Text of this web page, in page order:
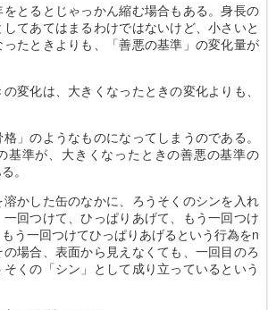
とるとじゃっかん縮む場合もある。身長の
てあてはまるわけではないけど、小さいと
たときよりも、「善悪の基準」の変化量が
変化は、大きくなったときの変化よりも、
」のようなものになってしまうのである。
基準が、大きくなったときの善悪の基準の
。
かした缶のなかに、ろうそくのシンを入れ
回つけて、ひっぱりあげて、もう一回つけ
う一回つけてひっぱりあげるという行為をn
場合、表面から見えなくても、一回目のろ
くの「シン」として成り立っているという